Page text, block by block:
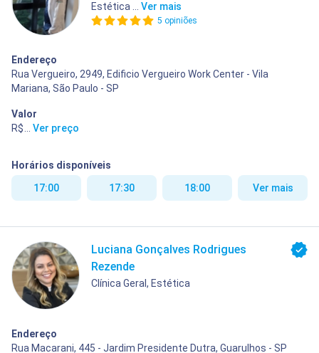
Estética ... Ver mais
5 opiniões
Endereço
Rua Vergueiro, 2949, Edificio Vergueiro Work Center - Vila
Mariana, São Paulo - SP
Valor
R$ 250,00
Ver preço
Horários disponíveis
17:00
17:30 18:00 Ver mais
Luciana Gonçalves Rodrigues
Rezende
Clínica Geral, Estética
Endereço
Rua Macarani, 445 - Jardim Presidente Dutra, Guarulhos - SP